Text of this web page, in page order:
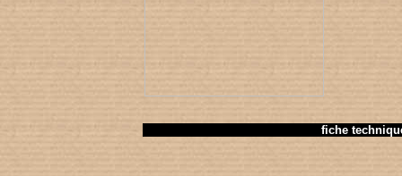
fiche